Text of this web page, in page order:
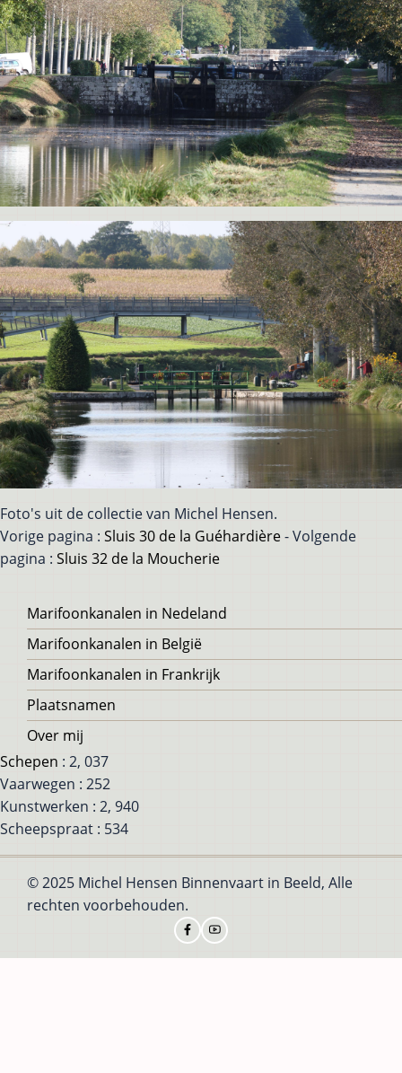
Foto's uit de collectie van Michel Hensen.
Vorige pagina : Sluis 30 de la Guéhardière- Volgende
pagina : Sluis 32 de la Moucherie
Voet
Marifoonkanalen in Nedeland
Marifoonkanalen in België
Marifoonkanalen in Frankrijk
Plaatsnamen
Over mij
Schepen : 2, 037
Vaarwegen : 252
Kunstwerken : 2, 940
Scheepspraat : 534
© 2025 Michel Hensen Binnenvaart in Beeld, Alle
rechten voorbehouden.